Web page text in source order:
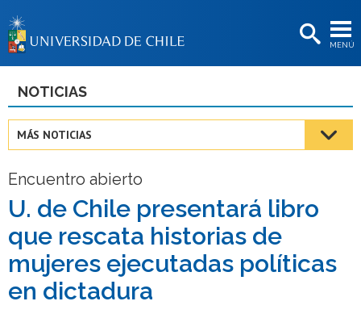
MENÚ
BIBLIOTECAS
Estudiantes
Académicas/os
Funcionarias/os
Egresadas/os
NOTICIAS
MÁS NOTICIAS
Encuentro abierto
U. de Chile presentará libro
que rescata historias de
mujeres ejecutadas políticas
en dictadura